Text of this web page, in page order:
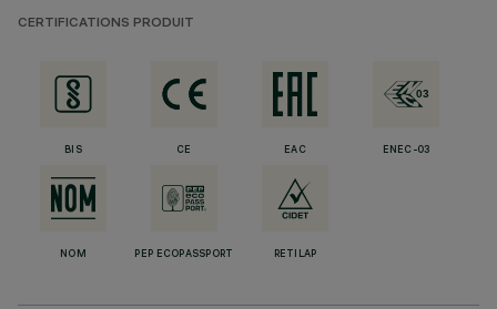
CERTIFICATIONS PRODUIT
BIS CE EAC ENEC-03
NOM PEP ECOPASSPORT RETILAP